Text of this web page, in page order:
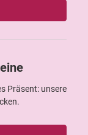
Präsent: unsere